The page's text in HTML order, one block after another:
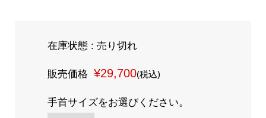
在庫状態 : 売り切れ
販売価格 ¥29,700(税込)
手首サイズをお選びください。